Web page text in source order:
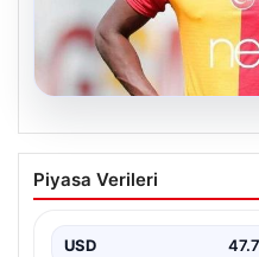
07.08.2026
Resmi imzayı attı!
adresi çok şaşırttı
Piyasa Verileri
USD